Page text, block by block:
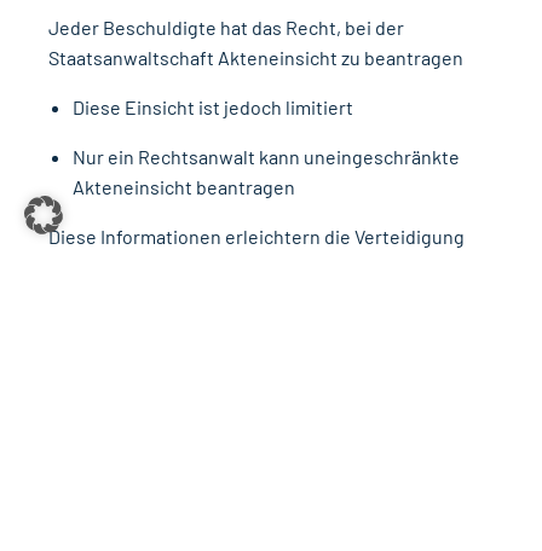
Jeder Beschuldigte hat das Recht, bei der
Staatsanwaltschaft Akteneinsicht zu beantragen
Diese Einsicht ist jedoch limitiert
Nur ein Rechtsanwalt kann uneingeschränkte
Akteneinsicht beantragen
Diese Informationen erleichtern die Verteidigung